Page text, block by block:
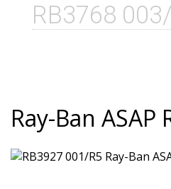
RB3768
Ray-Ban ASAP